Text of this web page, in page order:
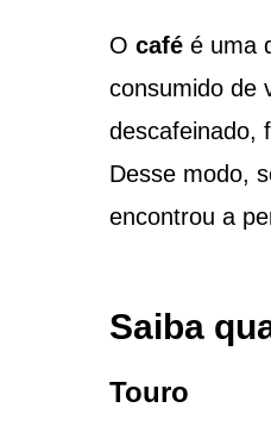
O caféé uma
consumido de
descafeinado,
Desse modo,
encontrou a
Saiba
Touro